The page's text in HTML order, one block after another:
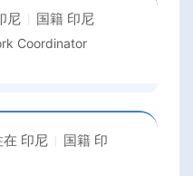
尼 国籍 印尼
Coordinator
在 印尼 国籍 印